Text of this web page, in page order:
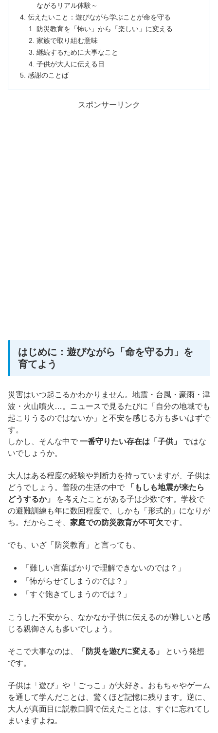
ながるリアル体験～
伝えたいこと：遊びながら学ぶことが命を守る
防災教育を「怖い」から「楽しい」に変える
家族で取り組む意味
継続するために大事なこと
子供が大人に伝える日
感謝のことば
スポンサーリンク
はじめに：遊びながら「命を守る力」を
育てよう
災害はいつ起こるかわかりません。地震・台風・豪雨・津
波・火山噴火…。ニュースで見るたびに「自分の地域でも
起こりうるのではないか」と不安を感じる方も多いはずで
す。
しかし、そんな中で 一番守りたい存在は「子供」
ではな
いでしょうか。
大人はある程度の経験や判断力を持っていますが、子供は
どうでしょう。普段の生活の中で
「もしも地震が来たら
どうするか」
を考えたことがある子は少数です。学校で
の避難訓練も年に数回程度で、しかも「形式的」になりが
ち。だからこそ、 家庭での防災教育が不可欠です。
でも、いざ「防災教育」と言っても、
「難しい言葉ばかりで理解できないのでは？」
「怖がらせてしまうのでは？」
「すぐ飽きてしまうのでは？」
こうした不安から、なかなか子供に伝えるのが難しいと感
じる親御さんも多いでしょう。
そこで大事なのは、 「防災を遊びに変える」
という発想
です。
子供は「遊び」や「ごっこ」が大好き。おもちゃやゲーム
を通して学んだことは、驚くほど記憶に残ります。逆に、
大人が真面目に説教口調で伝えたことは、すぐに忘れてし
まいますよね。